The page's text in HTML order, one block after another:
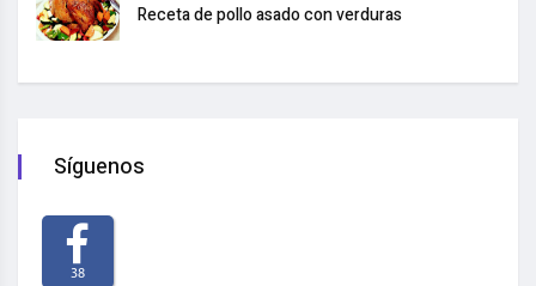
Receta de pollo asado con verduras
Síguenos
38